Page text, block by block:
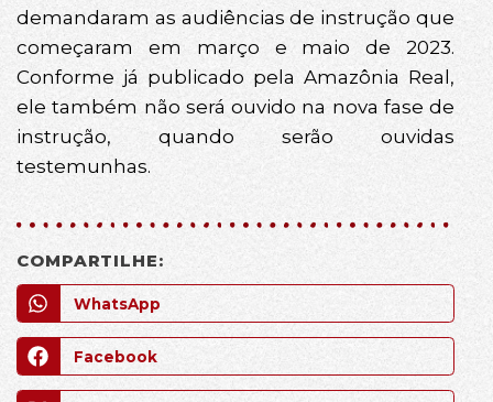
demandaram as audiências de instrução que
começaram em março e maio de 2023.
Conforme já publicado pela Amazônia Real,
ele também não será ouvido na nova fase de
instrução, quando serão ouvidas
testemunhas.
COMPARTILHE:
WhatsApp
Facebook